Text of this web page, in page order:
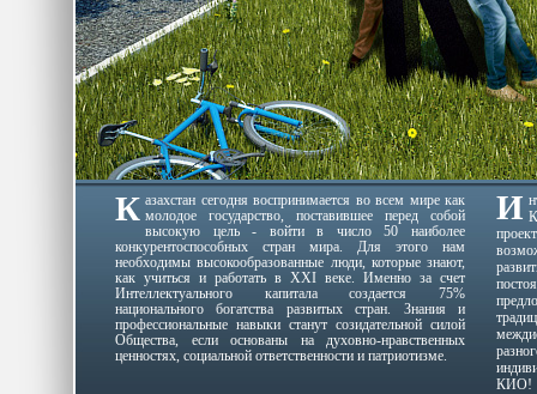
К азахстан сегодня воспринимается во всем мире как
молодое государство, поставившее перед собой
высокую цель - войти в число 50 наиболее
конкурентоспособных стран мира. Для этого нам
необходимы высокообразованные люди, которые знают,
как учиться и работать в XXI веке. Именно за счет
Интеллектуального капитала создается 75%
национального богатства развитых стран. Знания и
профессиональные навыки станут созидательной силой
Общества, если основаны на духовно-нравственных
ценностях, социальной ответственности и патриотизме.
И
КИО!